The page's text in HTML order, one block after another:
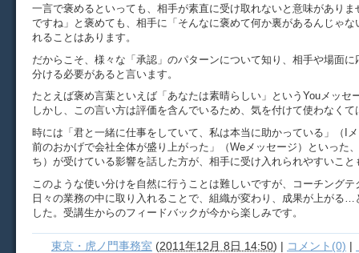
一言で褒めるといっても、相手が素直に受け取れないと意味がありま
ですね」と褒めても、相手に「そんなに褒めて何か裏があるんじゃな
れることはあります。
だからこそ、様々な「承認」のパターンについて知り、相手や場面
分ける必要があると言います。
たとえば褒め言葉といえば「あなたは素晴らしい」というYouメッセ
しかし、この言い方は評価を含んでいるため、気を付けて使わなくて
時には「君と一緒に仕事をしていて、私は本当に助かっている」（I
前のおかげで会社全体が盛り上がった」（Weメッセージ）といった
ち）が受けている影響を話した方が、相手に受け入れられやすいこと
このような使い分けを自然に行うことは難しいですが、コーチング
日々の業務の中に取り入れることで、組織が変わり、成果が上がる…
した。受講生からのフィードバックが今から楽しみです。
東京・虎ノ門事務室 (2011年12月 8日 14:50) | コメント(0) |